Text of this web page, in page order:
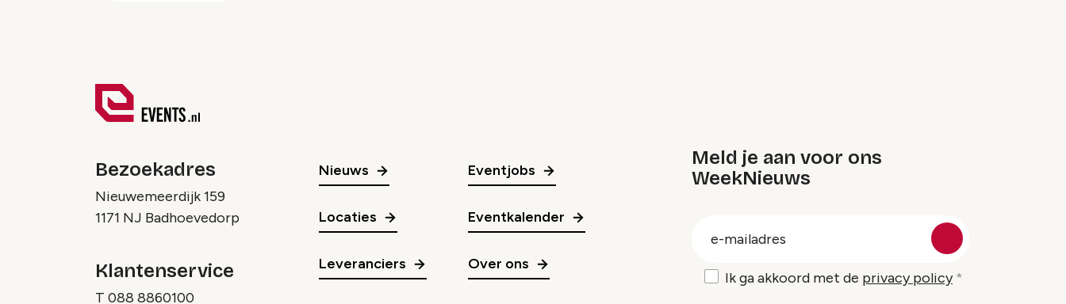
Bezoekadres
Nieuwemeerdijk 159
1171 NJ Badhoevedorp
Klantenservice
T 088 8860100
Nieuws
Locaties
Leveranciers
Eventjobs
Eventkalender
Over ons
Meld je aan voor ons
WeekNieuws
Ik ga akkoord met de privacy policy